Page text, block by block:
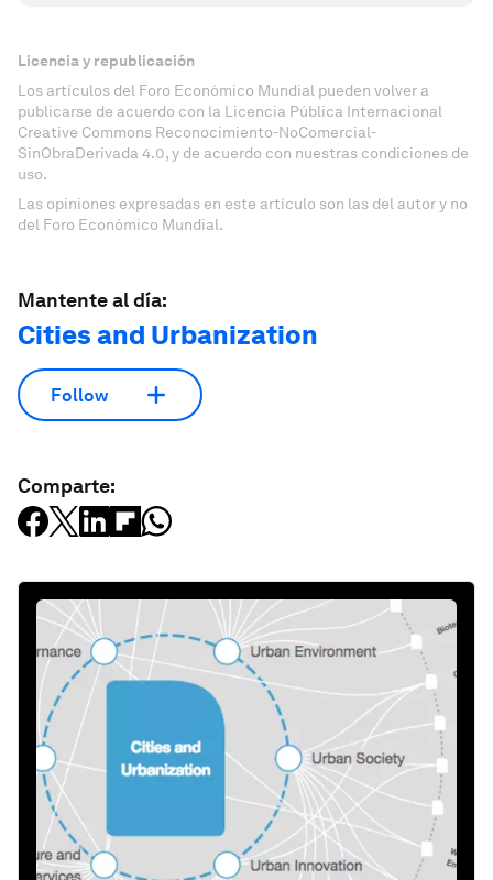
Licencia y republicación
Los artículos del Foro Económico Mundial pueden volver a
publicarse de acuerdo con la Licencia Pública Internacional
Creative Commons Reconocimiento-NoComercial-
SinObraDerivada 4.0, y de acuerdo con nuestras condiciones de
uso.
Las opiniones expresadas en este artículo son las del autor y no
del Foro Económico Mundial.
Mantente al día:
Cities and Urbanization
Follow
Comparte: